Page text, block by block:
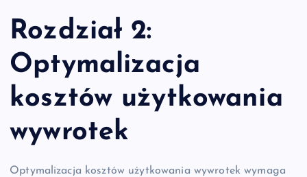
Rozdział 2:
Optymalizacja
kosztów użytkowania
wywrotek
Optymalizacja kosztów użytkowania wywrotek wymaga